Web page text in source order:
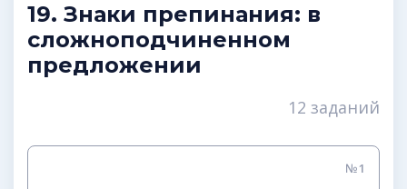
19. Знаки препинания: в
сложноподчиненном
предложении
12 заданий
№1